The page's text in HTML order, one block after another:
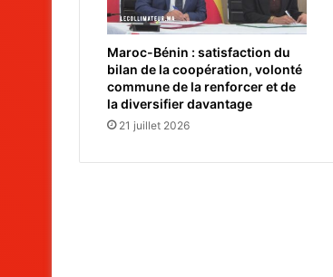
Maroc-Bénin : satisfaction du
bilan de la coopération, volonté
commune de la renforcer et de
la diversifier davantage
21 juillet 2026